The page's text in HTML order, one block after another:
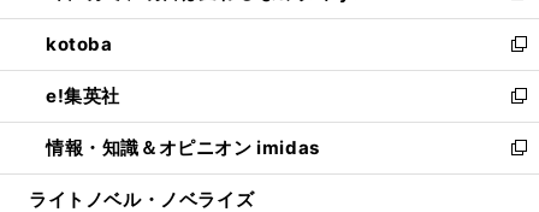
開
く
ウ
で
開
く
ン
ド
ウ
で
開
く
ウ
ィ
ン
ド
ウ
で
開
し
い
ウ
ィ
ン
ド
ウ
kotoba
新
し
い
ウ
ィ
ン
e!集英社
新
し
い
ウ
情報・知識＆オピニオン imidas
新
し
ライトノベル・ノベライズ